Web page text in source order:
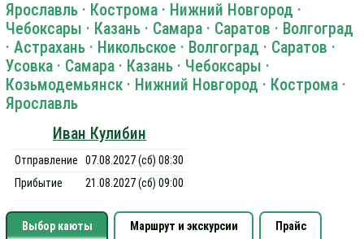
Ярославль · Кострома · Нижний Новгород ·
Чебоксары · Казань · Самара · Саратов · Волгоград
· Астрахань · Никольское · Волгоград · Саратов ·
Усовка · Самара · Казань · Чебоксары ·
Козьмодемьянск · Нижний Новгород · Кострома ·
Ярославль
Иван Кулибин
Отправление
07.08.2027 (сб) 08:30
Прибытие
21.08.2027 (сб) 09:00
Выбор каюты Маршрут и экскурсии Прайс